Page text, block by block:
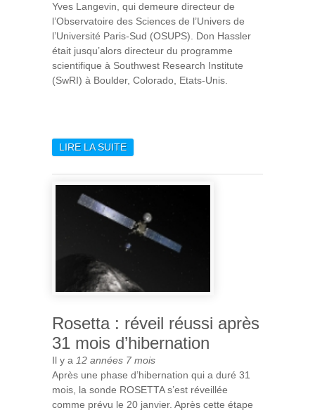
Yves Langevin, qui demeure directeur de
l’Observatoire des Sciences de l’Univers de
l’Université Paris-Sud (OSUPS). Don Hassler
était jusqu’alors directeur du programme
scientifique à Southwest Research Institute
(SwRI) à Boulder, Colorado, Etats-Unis.
LIRE LA SUITEDE DON HASSLER SUCCÈDE
DIRECTION DE L’INSTITUT
Rosetta : réveil réussi après
31 mois d’hibernation
Il y a 12 années 7 mois
Après une phase d’hibernation qui a duré 31
mois, la sonde ROSETTA s’est réveillée
comme prévu le 20 janvier. Après cette étape